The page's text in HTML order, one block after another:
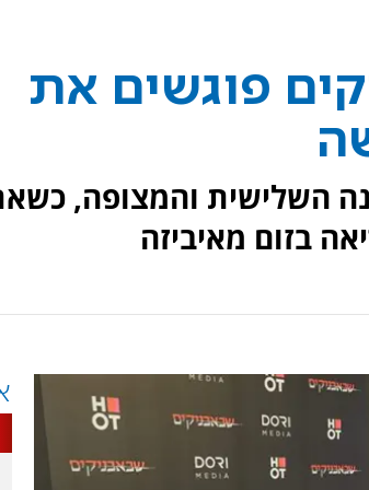
פוגשים את
השלישית והמצופה,
בזום מאיביזה